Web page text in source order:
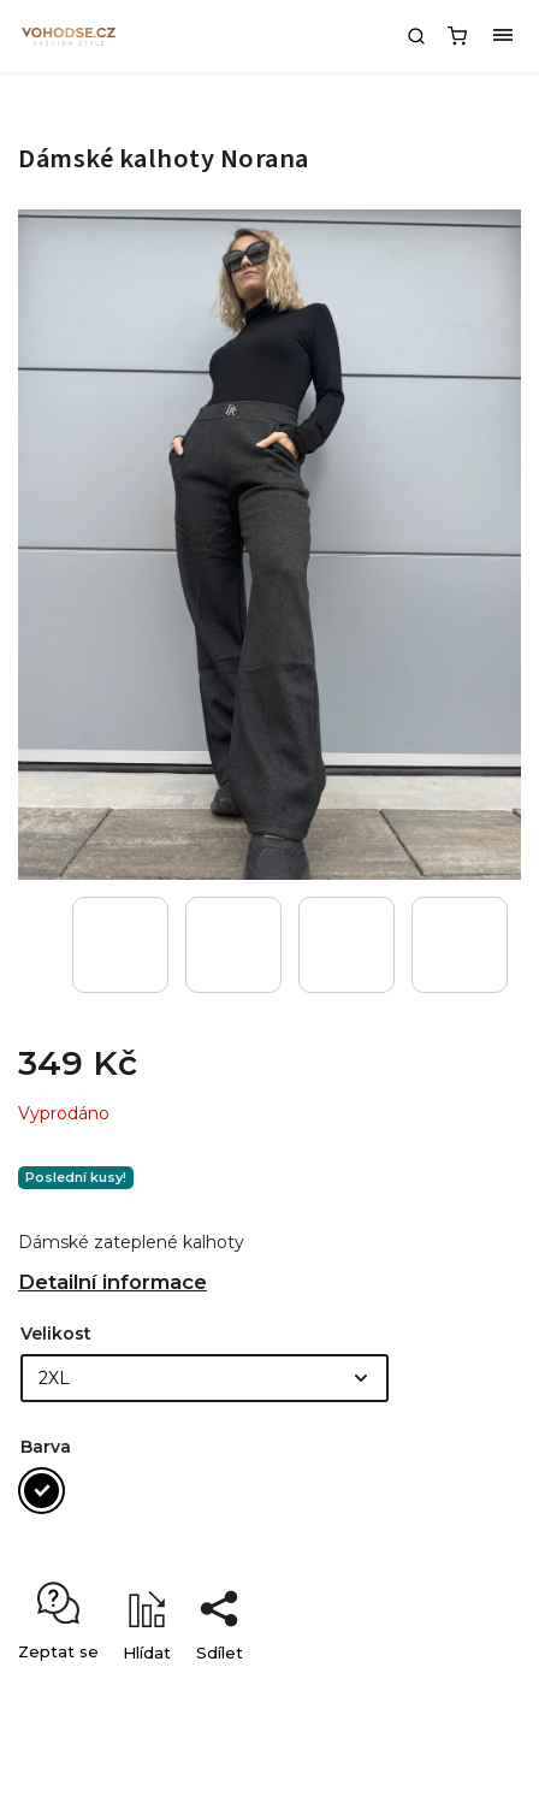
Dámské kalhoty Norana
349 Kč
Vyprodáno
Dámské zateplené kalhoty
Detailní informace
Poslední kusy!
Velikost
Barva
Zeptat se Hlídat Sdílet